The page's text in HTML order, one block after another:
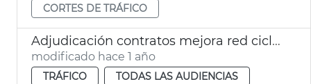
CORTES DE TRÁFICO
Adjudicación contratos mejora red ciclista en 4 distritos
modificado hace 1 año
TRÁFICO
TODAS LAS AUDIENCIAS